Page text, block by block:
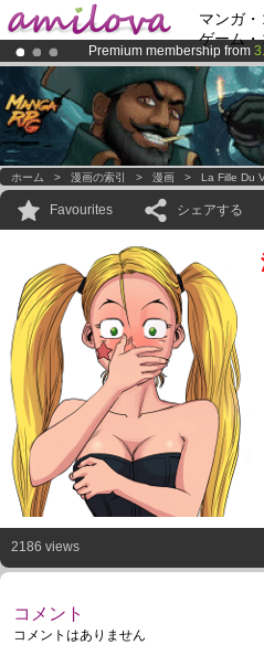
マンガ・
ゲーム
Premium membership from
AmilovaKickstarter is now
Already 100000 members
ホーム > 漫画の索引 > 漫画 > La Fille Du
Favourites シェアする
2186 views
コメント
コメントはありません